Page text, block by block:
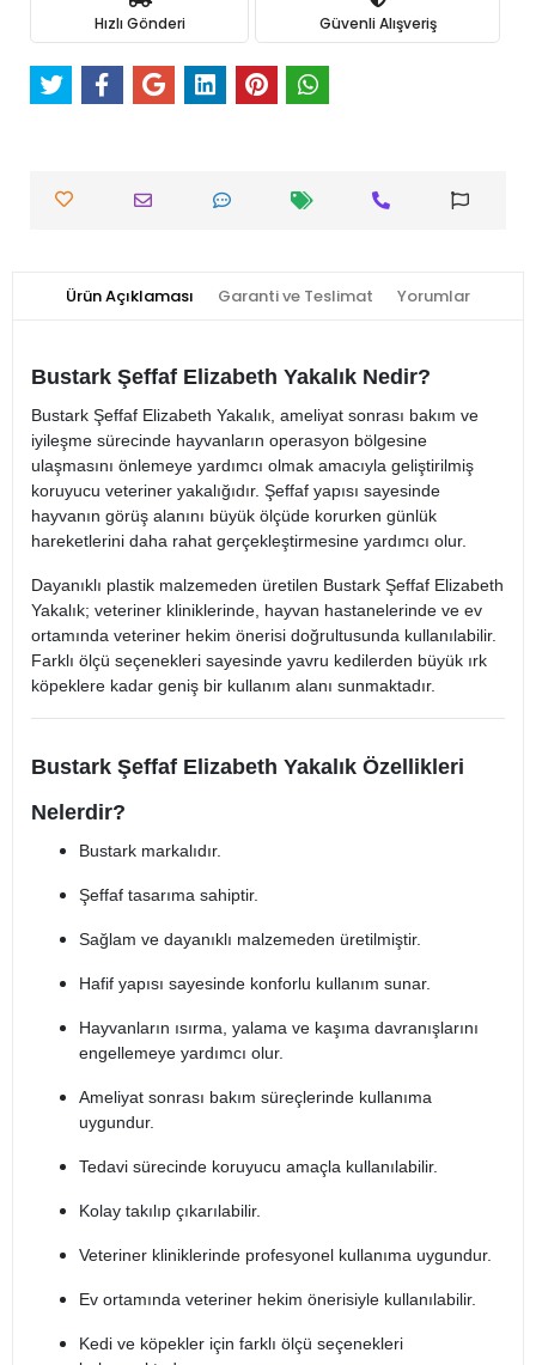
Hızlı Gönderi Güvenli Alışveriş
Ürün Açıklaması Garanti ve Teslimat Yorumlar
Bustark Şeffaf Elizabeth Yakalık Nedir?
Bustark Şeffaf Elizabeth Yakalık, ameliyat sonrası bakım ve
iyileşme sürecinde hayvanların operasyon bölgesine
ulaşmasını önlemeye yardımcı olmak amacıyla geliştirilmiş
koruyucu veteriner yakalığıdır. Şeffaf yapısı sayesinde
hayvanın görüş alanını büyük ölçüde korurken günlük
hareketlerini daha rahat gerçekleştirmesine yardımcı olur.
Dayanıklı plastik malzemeden üretilen Bustark Şeffaf Elizabeth
Yakalık; veteriner kliniklerinde, hayvan hastanelerinde ve ev
ortamında veteriner hekim önerisi doğrultusunda kullanılabilir.
Farklı ölçü seçenekleri sayesinde yavru kedilerden büyük ırk
köpeklere kadar geniş bir kullanım alanı sunmaktadır.
Bustark Şeffaf Elizabeth Yakalık Özellikleri
Nelerdir?
Bustark markalıdır.
Şeffaf tasarıma sahiptir.
Sağlam ve dayanıklı malzemeden üretilmiştir.
Hafif yapısı sayesinde konforlu kullanım sunar.
Hayvanların ısırma, yalama ve kaşıma davranışlarını
engellemeye yardımcı olur.
Ameliyat sonrası bakım süreçlerinde kullanıma
uygundur.
Tedavi sürecinde koruyucu amaçla kullanılabilir.
Kolay takılıp çıkarılabilir.
Veteriner kliniklerinde profesyonel kullanıma uygundur.
Ev ortamında veteriner hekim önerisiyle kullanılabilir.
Kedi ve köpekler için farklı ölçü seçenekleri